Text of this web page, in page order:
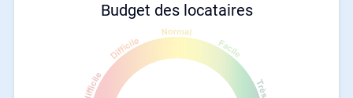
Budget des locataires